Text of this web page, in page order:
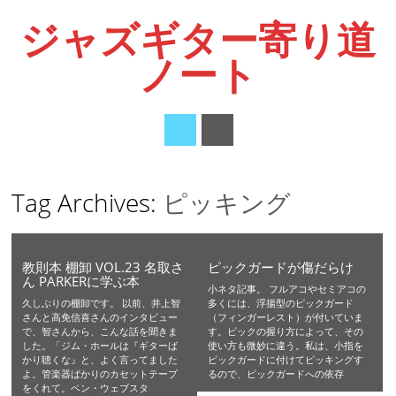
ジャズギター寄り道
ノート
Main menu
content
Tag Archives: ピッキング
教則本 棚卸 VOL.23 名取さ
ん PARKERに学ぶ本
久しぶりの棚卸です。 以前、井上智
さんと高免信喜さんのインタビュー
で、智さんから、こんな話を聞きま
した。「ジム・ホールは『ギターば
かり聴くな』と、よく言ってました
よ。管楽器ばかりのカセットテープ
をくれて。ベン・ウェブスタ
ピックガードが傷だらけ
小ネタ記事。 フルアコやセミアコの
多くには、浮揚型のピックガード
（フィンガーレスト）が付いていま
す。ピックの握り方によって、その
使い方も微妙に違う。私は、小指を
ピックガードに付けてピッキングす
るので、ピックガードへの依存